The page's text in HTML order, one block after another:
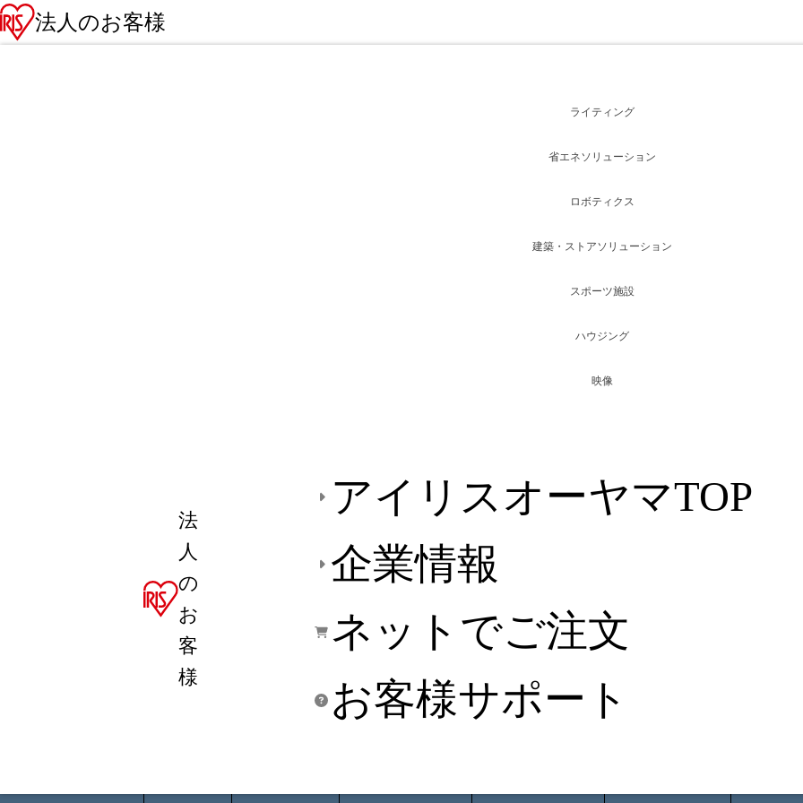
法人のお客様
法
人
の
お
客
様
アイリスオーヤマTOP
企業情報
ネットでご注文
お客様サポート
ライティング
省エネソリューション
ロボティクス
建築・ストアソリューション
スポーツ施設
ハウジング
映像